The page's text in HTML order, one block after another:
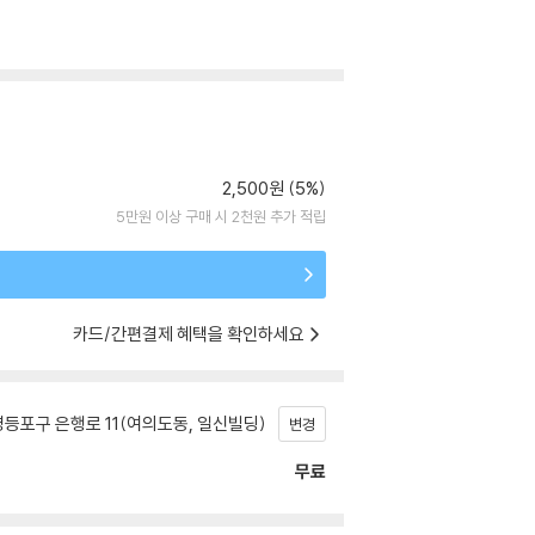
2,500원 (5%)
5만원 이상 구매 시 2천원 추가 적립
카드/간편결제 혜택을 확인하세요
포구 은행로 11(여의도동, 일신빌딩) 변경
무료